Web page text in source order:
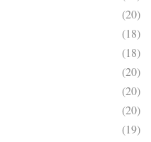
(20)
(18)
(18)
(20)
(20)
(20)
(19)